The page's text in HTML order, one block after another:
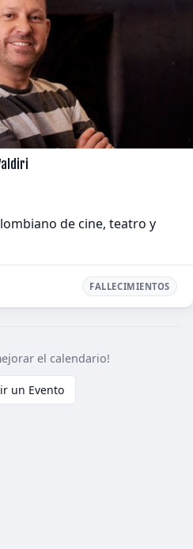
de cine, teatro y
FALLECIMIENTOS
el calendario!
un Evento